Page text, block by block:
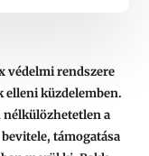
védelmi rendszere
elleni küzdelemben.
nélkülözhetetlen a
támogatása